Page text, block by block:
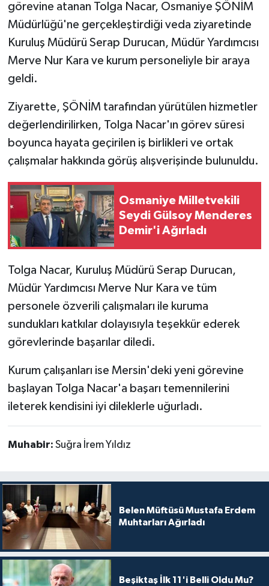
görevine atanan Tolga Nacar, Osmaniye ŞÖNİM
Müdürlüğü'ne gerçekleştirdiği veda ziyaretinde
Kuruluş Müdürü Serap Durucan, Müdür Yardımcısı
Merve Nur Kara ve kurum personeliyle bir araya
geldi.
Ziyarette, ŞÖNİM tarafından yürütülen hizmetler
değerlendirilirken, Tolga Nacar'ın görev süresi
boyunca hayata geçirilen iş birlikleri ve ortak
çalışmalar hakkında görüş alışverişinde bulunuldu.
Osmaniye Milletvekili
Seydi Gülsoy Menderes
Demir'i Ağırladı
Tolga Nacar, Kuruluş Müdürü Serap Durucan,
Müdür Yardımcısı Merve Nur Kara ve tüm
personele özverili çalışmaları ile kuruma
sundukları katkılar dolayısıyla teşekkür ederek
görevlerinde başarılar diledi.
Kurum çalışanları ise Mersin'deki yeni görevine
başlayan Tolga Nacar'a başarı temennilerini
ileterek kendisini iyi dileklerle uğurladı.
Muhabir: Suğra İrem Yıldız
Belen Müftüsü Mustafa Erdem
Muhtarları Ağırladı
Beşiktaş İlk 11'i Belli Oldu Mu?